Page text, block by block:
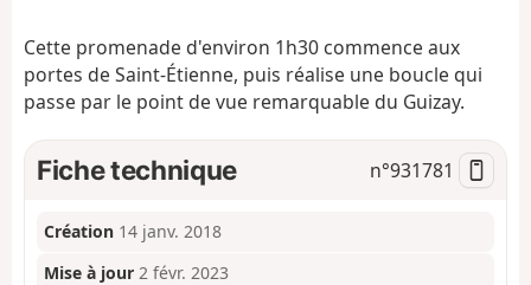
i
Cette promenade d'environ 1h30 commence aux
portes de Saint-Étienne, puis réalise une boucle qui
passe par le point de vue remarquable du Guizay.
Fiche technique n°931781
Création 14 janv. 2018
Mise à jour 2 févr. 2023